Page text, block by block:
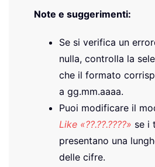
Note e suggerimenti:
Se si verifica un
nulla, controlla la
che il formato
a gg.mm.aaaa.
Puoi modificare il
Like «??.??.????» se i
presentano una
delle cifre.